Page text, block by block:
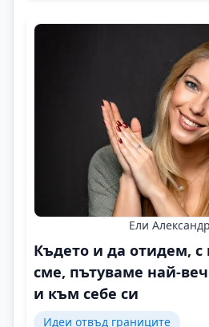
Ели
Където и да отидем, с
сме, пътуваме най-
и към себе си
Идеи отвъд границите